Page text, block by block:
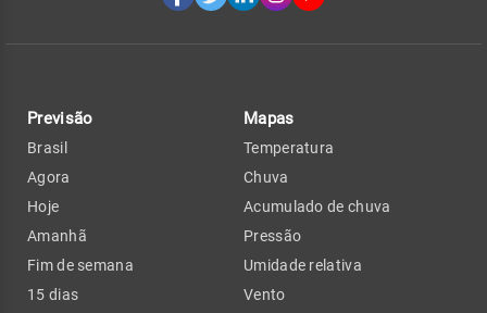
Previsão
Brasil
Agora
Hoje
Amanhã
Fim de semana
15 dias
Mapas
Temperatura
Chuva
Acumulado de chuva
Pressão
Umidade relativa
Vento